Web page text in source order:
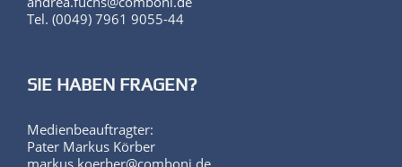
Tel. (0049) 7961 9055-44
SIE HABEN FRAGEN?
Medienbeauftragter:
Pater Markus Körber
markus.koerber@comboni.de